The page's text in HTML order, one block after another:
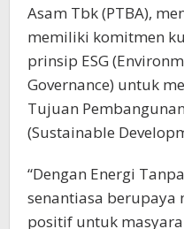
Asam Tbk (PTBA),
memiliki komitmen
prinsip ESG
Governance) untuk
Tujuan
(Sustainable
“Dengan Energi
senantiasa berupaya
positif untuk